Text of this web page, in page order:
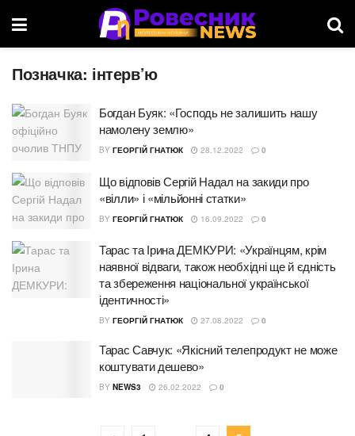
Позначка: інтерв’ю
Богдан Буяк: «Господь не залишить нашу
намолену землю»
BY ГЕОРГІЙ ГНАТЮК 28.12.2022 0
Що відповів Сергій Надал на закиди про
«вілли» і «мільйонні статки»
BY ГЕОРГІЙ ГНАТЮК 16.09.2022 0
Тарас та Ірина ДЕМКУРИ: «Українцям, крім
наявної відваги, також необхідні ще й єдність
та збереження національної української
ідентичності»
BY ГЕОРГІЙ ГНАТЮК 27.08.2022 0
Тарас Савчук: «Якісний телепродукт не може
коштувати дешево»
BY NEWS3 26.02.2022 0